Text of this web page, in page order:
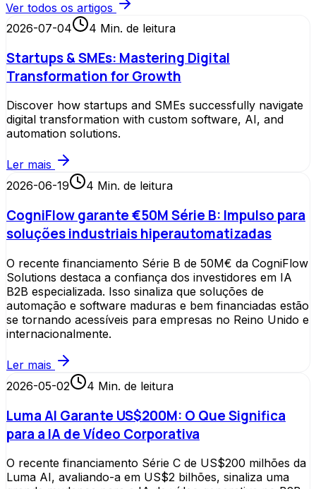
Ver todos os artigos
2026-07-04
4 Min. de leitura
Startups & SMEs: Mastering Digital
Transformation for Growth
Discover how startups and SMEs successfully navigate
digital transformation with custom software, AI, and
automation solutions.
Ler mais
2026-06-19
4 Min. de leitura
CogniFlow garante €50M Série B: Impulso para
soluções industriais hiperautomatizadas
O recente financiamento Série B de 50M€ da CogniFlow
Solutions destaca a confiança dos investidores em IA
B2B especializada. Isso sinaliza que soluções de
automação e software maduras e bem financiadas estão
se tornando acessíveis para empresas no Reino Unido e
internacionalmente.
Ler mais
2026-05-02
4 Min. de leitura
Luma AI Garante US$200M: O Que Significa
para a IA de Vídeo Corporativa
O recente financiamento Série C de US$200 milhões da
Luma AI, avaliando-a em US$2 bilhões, sinaliza uma